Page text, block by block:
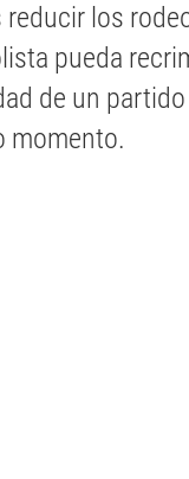
los
pueda
de un
momento.